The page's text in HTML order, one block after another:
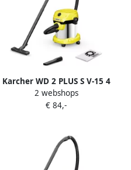
Karcher WD 2 PLUS S V-15 4
18 Nat- en droogzuiger |
1000 W | 15L 1.628-050.0
2 webshops
€ 84,-